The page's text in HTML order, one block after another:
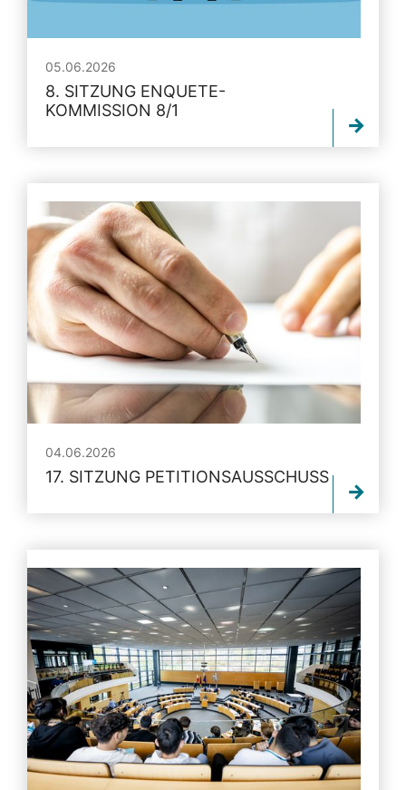
05.06.2026
8. SITZUNG ENQUETE-
KOMMISSION 8/1
04.06.2026
17. SITZUNG PETITIONSAUSSCHUSS